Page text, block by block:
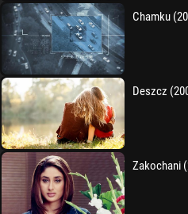
Chamku
Deszcz
Zakochani